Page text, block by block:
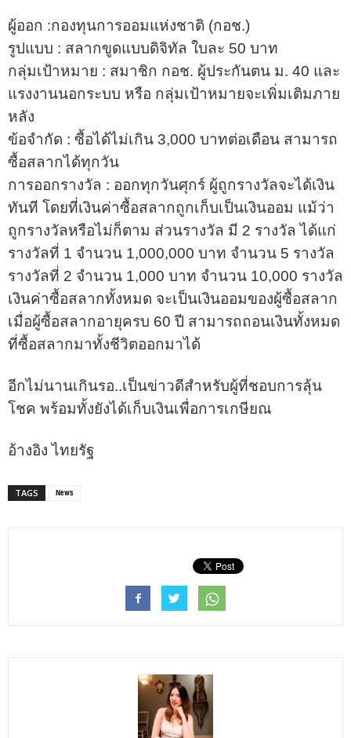
ผู้ออก :กองทุนการออมแห่งชาติ (กอช.)
รูปแบบ : สลากขูดแบบดิจิทัล ใบละ 50 บาท
กลุ่มเป้าหมาย : สมาชิก กอช. ผู้ประกันตน ม. 40 และ
แรงงานนอกระบบ หรือ กลุ่มเป้าหมายจะเพิ่มเติมภาย
หลัง
ข้อจำกัด : ซื้อได้ไม่เกิน 3,000 บาทต่อเดือน สามารถ
ซื้อสลากได้ทุกวัน
การออกรางวัล : ออกทุกวันศุกร์ ผู้ถูกรางวัลจะได้เงิน
ทันที โดยที่เงินค่าซื้อสลากถูกเก็บเป็นเงินออม แม้ว่า
ถูกรางวัลหรือไม่ก็ตาม ส่วนรางวัล มี 2 รางวัล ได้แก่
รางวัลที่ 1 จำนวน 1,000,000 บาท จำนวน 5 รางวัล
รางวัลที่ 2 จำนวน 1,000 บาท จำนวน 10,000 รางวัล
เงินค่าซื้อสลากทั้งหมด จะเป็นเงินออมของผู้ซื้อสลาก
เมื่อผู้ซื้อสลากอายุครบ 60 ปี สามารถถอนเงินทั้งหมด
ที่ซื้อสลากมาทั้งชีวิตออกมาได้
อีกไม่นานเกินรอ..เป็นข่าวดีสำหรับผู้ที่ชอบการลุ้น
โชค พร้อมทั้งยังได้เก็บเงินเพื่อการเกษียณ
อ้างอิง ไทยรัฐ
TAGS News